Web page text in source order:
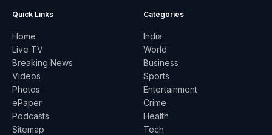
Quick Links
Home
Live TV
Breaking News
Videos
Photos
ePaper
Podcasts
Sitemap
Categories
India
World
Business
Sports
Entertainment
Crime
Health
Tech